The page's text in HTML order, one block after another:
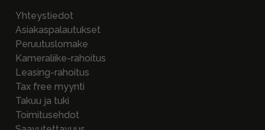
Yhteystiedot
Asiakaspalautukset
Peruutuslomake
Kameraliike-rahoitus
Leasing-rahoitus
Tax free myynti
Takuu ja tuki
Toimitusehdot